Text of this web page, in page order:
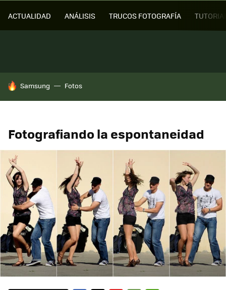
ACTUALIDAD ANÁLISIS TRUCOS FOTOGRAFÍA
HOY SE HABLA DE
Samsung Fotos
Fotografiando la espontaneidad